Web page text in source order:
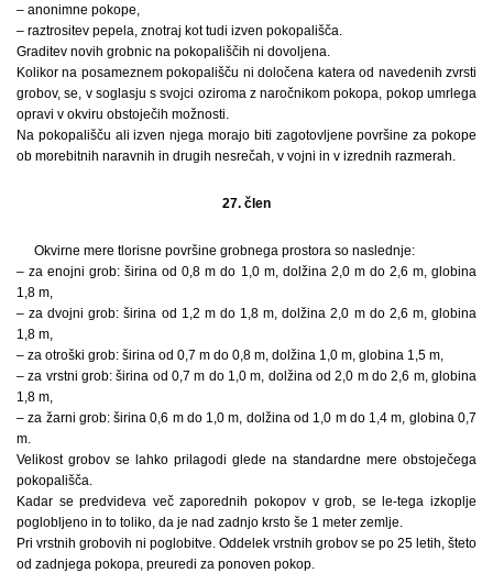
– anonimne pokope,
– raztrositev pepela, znotraj kot tudi izven pokopališča.
Graditev novih grobnic na pokopališčih ni dovoljena.
Kolikor na posameznem pokopališču ni določena katera od navedenih zvrsti
grobov, se, v soglasju s svojci oziroma z naročnikom pokopa, pokop umrlega
opravi v okviru obstoječih možnosti.
Na pokopališču ali izven njega morajo biti zagotovljene površine za pokope
ob morebitnih naravnih in drugih nesrečah, v vojni in v izrednih razmerah.
27. člen
Okvirne mere tlorisne površine grobnega prostora so naslednje:
– za enojni grob: širina od 0,8 m do 1,0 m, dolžina 2,0 m do 2,6 m, globina
1,8 m,
– za dvojni grob: širina od 1,2 m do 1,8 m, dolžina 2,0 m do 2,6 m, globina
1,8 m,
– za otroški grob: širina od 0,7 m do 0,8 m, dolžina 1,0 m, globina 1,5 m,
– za vrstni grob: širina od 0,7 m do 1,0 m, dolžina od 2,0 m do 2,6 m, globina
1,8 m,
– za žarni grob: širina 0,6 m do 1,0 m, dolžina od 1,0 m do 1,4 m, globina 0,7
m.
Velikost grobov se lahko prilagodi glede na standardne mere obstoječega
pokopališča.
Kadar se predvideva več zaporednih pokopov v grob, se le-tega izkoplje
poglobljeno in to toliko, da je nad zadnjo krsto še 1 meter zemlje.
Pri vrstnih grobovih ni poglobitve. Oddelek vrstnih grobov se po 25 letih, šteto
od zadnjega pokopa, preuredi za ponoven pokop.